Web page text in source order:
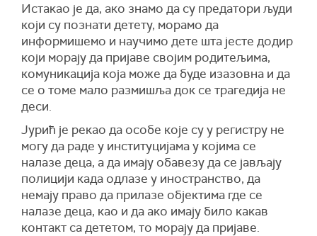
Истакао је да, ако знамо да су предатори људи
који су познати детету, морамо да
информишемо и научимо дете шта јесте додир
који морају да пријаве својим родитељима,
комуникација која може да буде изазовна и да
се о томе мало размишља док се трагедија не
деси.
Јурић је рекао да особе које су у регистру не
могу да раде у институцијама у којима се
налазе деца, а да имају обавезу да се јављају
полицији када одлазе у иностранство, да
немају право да прилазе објектима где се
налазе деца, као и да ако имају било какав
контакт са дететом, то морају да пријаве.